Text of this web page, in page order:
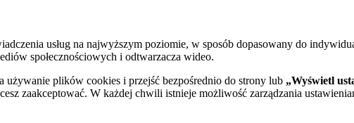
usług na najwyższym poziomie, w sposób dopasowany do
społecznościowych i odtwarzacza wideo.
używanie plików cookies i przejść bezpośrednio do strony lub „Wyświetl
zaakceptować. W każdej chwili istnieje możliwość zarządzania